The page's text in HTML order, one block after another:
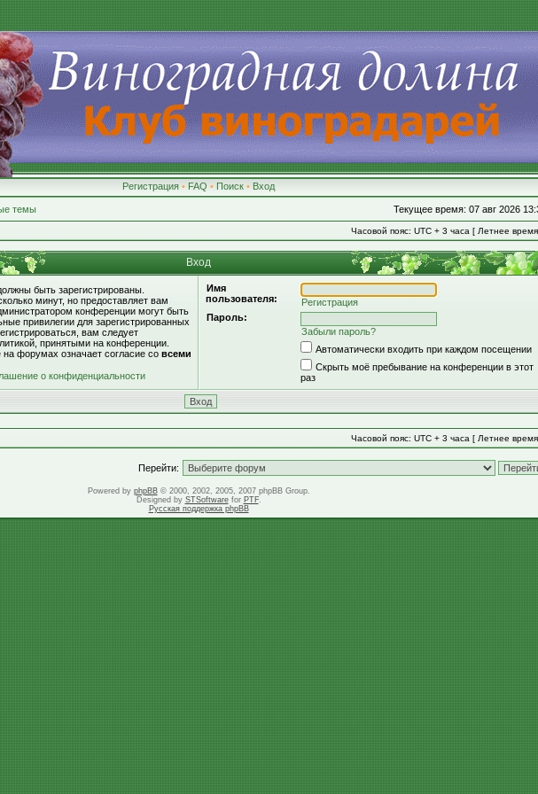
Регистрация • FAQ • Поиск • Вход
темы Текущее время: 07 авг 2026
Часовой пояс: UTC + 3 часа [ Летнее
Вход
быть зарегистрированы.
минут, но предоставляет вам
конференции могут быть
привилегии для зарегистрированных
вам следует
принятыми на конференции.
форумах означает согласие со всеми
о конфиденциальности
Имя
пользователя:
Регистрация
Пароль:
Забыли пароль?
Автоматически входить при каждом посещении
Скрыть моё пребывание на конференции в этот
раз
Часовой пояс: UTC + 3 часа [ Летнее
Перейти:
Powered by phpBB© 2000, 2002, 2005, 2007 phpBB Group.
Designed by STSoftwarefor PTF.
Русская поддержка phpBB